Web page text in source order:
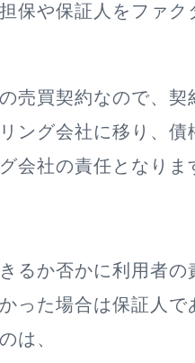
担保や保証人をファク
売買契約なので、
ング会社に移り、債
会社の責任となりま
るか否かに利用者の
った場合は保証人で
のは、